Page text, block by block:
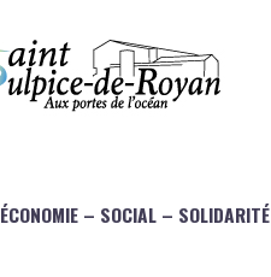
ÉCONOMIE – SOCIAL – SOLIDARITÉ